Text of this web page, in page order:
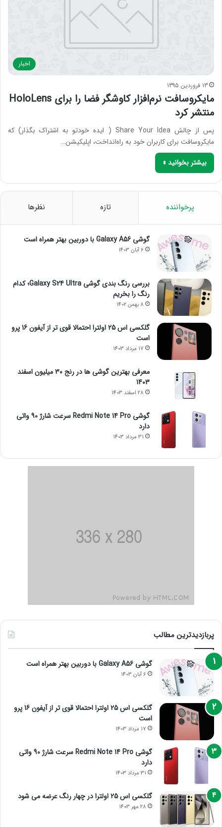
اخبار
13 فروردین 1395
مایکروسافت نرم‌افزار کاوشگر فضا را برای HoloLens
منتشر کرد
پس از چالش Share Your Idea ( ایده خودتو به اشتراک بگذار) که
مایکروسافت برای کاربران خود به راه‌انداخت، اپلیکیشن…
بیشتر بخوانید »
پرخواننده تازه نظرها
گوشی Galaxy A56 با دوربین بهتر همراه است
6 آبان 1403
بررسی رنگ بندی گوشی Galaxy S24 Ultra؛ کدام
رنگ را بخریم
8 بهمن 1402
گلکسی اس 25 اولترا احتمالا قوی تر از آیفون 16 پرو
است
17 مرداد 1403
معرفی بهترین گوشی ها در رنج ۳۰ میلیون اسفند
1403
28 اسفند 1403
گوشی Redmi Note 14 Pro سرعت شارژ 90 واتی
دارد
31 مرداد 1403
پربازدیدترین مطالب
گوشی Galaxy A56 با دوربین بهتر همراه است
6 آبان 1403
گلکسی اس 25 اولترا احتمالا قوی تر از آیفون 16 پرو
است
17 مرداد 1403
گوشی Redmi Note 14 Pro سرعت شارژ 90 واتی
دارد
31 مرداد 1403
گلکسی اس 25 اولترا در چهار رنگ عرضه می شود
28 مهر 1403